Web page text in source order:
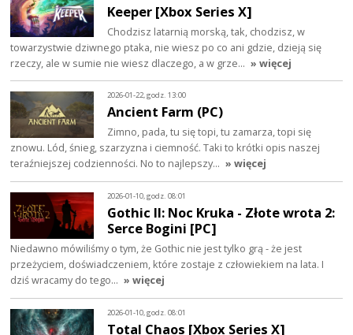
Keeper [Xbox Series X]
Chodzisz latarnią morską, tak, chodzisz, w
towarzystwie dziwnego ptaka, nie wiesz po co ani gdzie, dzieją się
rzeczy, ale w sumie nie wiesz dlaczego, a w grze… » więcej
2026-01-22, godz. 13:00
Ancient Farm (PC)
Zimno, pada, tu się topi, tu zamarza, topi się
znowu. Lód, śnieg, szarzyzna i ciemność. Taki to krótki opis naszej
teraźniejszej codzienności. No to najlepszy… » więcej
2026-01-10, godz. 08:01
Gothic II: Noc Kruka - Złote wrota 2:
Serce Bogini [PC]
Niedawno mówiliśmy o tym, że Gothic nie jest tylko grą - że jest
przeżyciem, doświadczeniem, które zostaje z człowiekiem na lata. I
dziś wracamy do tego… » więcej
2026-01-10, godz. 08:01
Total Chaos [Xbox Series X]